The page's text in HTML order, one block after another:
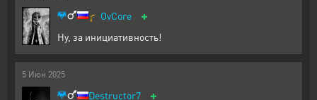
🎓 OvCore +
Ну, за инициативность!
5 Июн 2025
Destructor7 +